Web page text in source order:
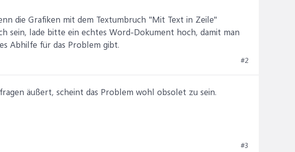
die Grafiken mit dem Textumbruch "Mit Text in Zeile"
sein, lade bitte ein echtes Word-Dokument hoch, damit man
Abhilfe für das Problem gibt.
#2
äußert, scheint das Problem wohl obsolet zu sein.
#3